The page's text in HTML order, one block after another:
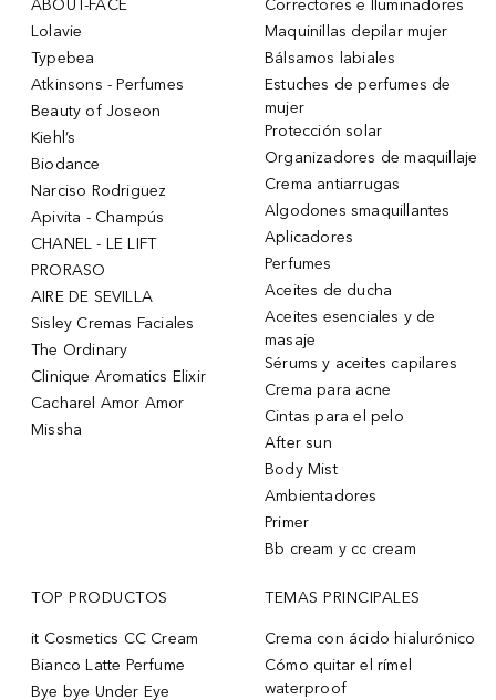
ABOUT-FACE
Lolavie
Typebea
Atkinsons - Perfumes
Beauty of Joseon
Kiehl’s
Biodance
Narciso Rodriguez
Apivita - Champús
CHANEL - LE LIFT
PRORASO
AIRE DE SEVILLA
Sisley Cremas Faciales
The Ordinary
Clinique Aromatics Elixir
Cacharel Amor Amor
Missha
Correctores e Iluminadores
Maquinillas depilar mujer
Bálsamos labiales
Estuches de perfumes de
mujer
Protección solar
Organizadores de maquillaje
Crema antiarrugas
Algodones smaquillantes
Aplicadores
Perfumes
Aceites de ducha
Aceites esenciales y de
masaje
Sérums y aceites capilares
Crema para acne
Cintas para el pelo
After sun
Body Mist
Ambientadores
Primer
Bb cream y cc cream
TOP PRODUCTOS
it Cosmetics CC Cream
Bianco Latte Perfume
Bye bye Under Eye
TEMAS PRINCIPALES
Crema con ácido hialurónico
Cómo quitar el rímel
waterproof